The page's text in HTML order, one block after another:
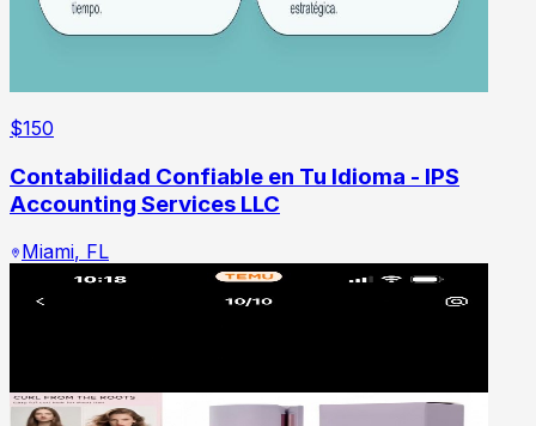
$150
Contabilidad Confiable en Tu Idioma - IPS
Accounting Services LLC
Miami, FL